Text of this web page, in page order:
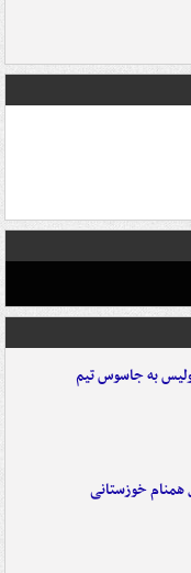
به جاسوس تیم
همنام خوزستانی